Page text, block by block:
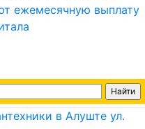
ежемесячную выплату